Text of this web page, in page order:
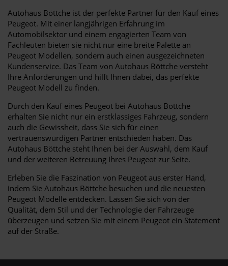
Autohaus Böttche ist der perfekte Partner für den Kauf eines
Peugeot. Mit einer langjährigen Erfahrung im
Automobilsektor und einem engagierten Team von
Fachleuten bieten sie nicht nur eine breite Palette an
Peugeot Modellen, sondern auch einen ausgezeichneten
Kundenservice. Das Team von Autohaus Böttche versteht
Ihre Anforderungen und hilft Ihnen dabei, das perfekte
Peugeot Modell zu finden.
Durch den Kauf eines Peugeot bei Autohaus Böttche
erhalten Sie nicht nur ein erstklassiges Fahrzeug, sondern
auch die Gewissheit, dass Sie sich für einen
vertrauenswürdigen Partner entschieden haben. Das
Autohaus Böttche steht Ihnen bei der Auswahl, dem Kauf
und der weiteren Betreuung Ihres Peugeot zur Seite.
Erleben Sie die Faszination von Peugeot aus erster Hand,
indem Sie Autohaus Böttche besuchen und die neuesten
Peugeot Modelle entdecken. Lassen Sie sich von der
Qualität, dem Stil und der Technologie der Fahrzeuge
überzeugen und setzen Sie mit einem Peugeot ein Statement
auf der Straße.